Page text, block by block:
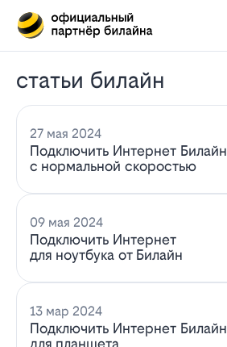
статьи билайн
27 мая 2024
Подключить Интернет Билайн
с нормальной скоростью
09 мая 2024
Подключить Интернет
для ноутбука от Билайн
13 мар 2024
Подключить Интернет Билайн
для планшета